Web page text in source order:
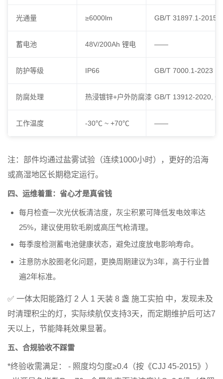
光通量 ≥6000lm GB/T 31897.1-2015
蓄电池 48V/200Ah 锂电 ——
防护等级 IP66 GB/T 7000.1-2023
防腐处理 热浸镀锌+户外防腐漆 GB/T 13912-2020,
工作温度 -30℃ ~ +70℃ ——
注：部件均通过盐雾试验（连续1000小时），更好的沿海
或高湿地区长期稳定运行。
四、运维着重：省心才是真省钱
每月检查一次光伏板清洁度，灰尘积累可降低发电效率达
25%，建议使用软毛刷或高压气枪清理。
每季度检测蓄电池健康状态，避免过度放电影响寿命。
注意防水胶圈老化问题，更换周期建议为3年，高于行业普
遍2年标准。
✅ 一体太阳能路灯 2 人 1 天装 8 盏 施工实拍 中，发现未及
时清理积尘的灯，实际续航仅支持3天，而定期维护后可达7
天以上，节能降耗效果显著。
五、合规验收不踩雷
*终验收需满足： - 照度均匀度≥0.4（按《CJJ 45-2015》）